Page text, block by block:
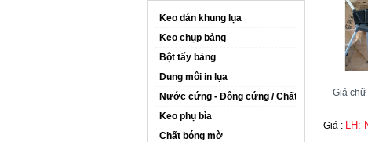
Keo dán khung lụa
Keo chụp bảng
Bột tẩy bảng
Dung môi in lụa
Nước cứng - Đông cứng / Chất đóng rắn
Keo phụ bìa
Chất bóng mờ
Giá
Giá : LH: